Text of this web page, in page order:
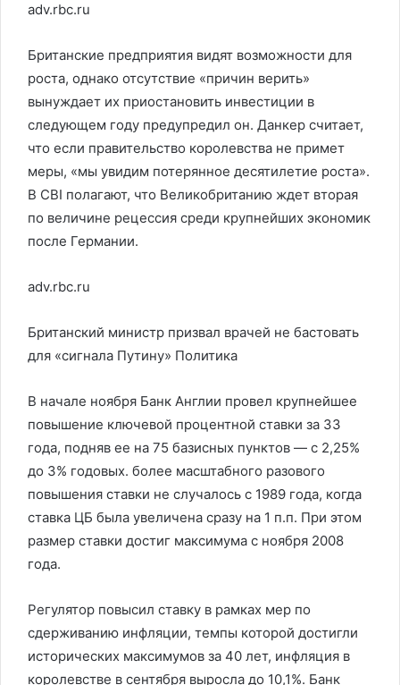
adv.rbc.ru
Британские предприятия видят возможности для
роста, однако отсутствие «причин верить»
вынуждает их приостановить инвестиции в
следующем году предупредил он. Данкер считает,
что если правительство королевства не примет
меры, «мы увидим потерянное десятилетие роста».
В CBI полагают, что Великобританию ждет вторая
по величине рецессия среди крупнейших экономик
после Германии.
adv.rbc.ru
Британский министр призвал врачей не бастовать
для «сигнала Путину» Политика
В начале ноября Банк Англии провел крупнейшее
повышение ключевой процентной ставки за 33
года, подняв ее на 75 базисных пунктов — с 2,25%
до 3% годовых. более масштабного разового
повышения ставки не случалось с 1989 года, когда
ставка ЦБ была увеличена сразу на 1 п.п. При этом
размер ставки достиг максимума с ноября 2008
года.
Регулятор повысил ставку в рамках мер по
сдерживанию инфляции, темпы которой достигли
исторических максимумов за 40 лет, инфляция в
королевстве в сентября выросла до 10,1%. Банк